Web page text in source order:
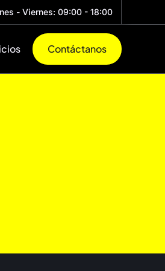
- Viernes: 09:00 - 18:00
Contáctanos